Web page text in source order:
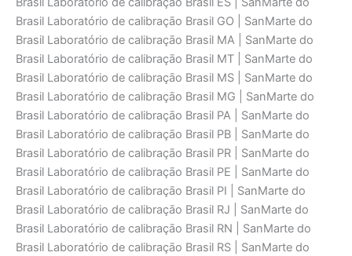
Brasil Laboratório de calibraçāo Brasil GO | SanMarte do
Brasil Laboratório de calibraçāo Brasil MA | SanMarte do
Brasil Laboratório de calibraçāo Brasil MT | SanMarte do
Brasil Laboratório de calibraçāo Brasil MS | SanMarte do
Brasil Laboratório de calibraçāo Brasil MG | SanMarte do
Brasil Laboratório de calibraçāo Brasil PA | SanMarte do
Brasil Laboratório de calibraçāo Brasil PB | SanMarte do
Brasil Laboratório de calibraçāo Brasil PR | SanMarte do
Brasil Laboratório de calibraçāo Brasil PE | SanMarte do
Brasil Laboratório de calibraçāo Brasil PI | SanMarte do
Brasil Laboratório de calibraçāo Brasil RJ | SanMarte do
Brasil Laboratório de calibraçāo Brasil RN | SanMarte do
Brasil Laboratório de calibraçāo Brasil RS | SanMarte do